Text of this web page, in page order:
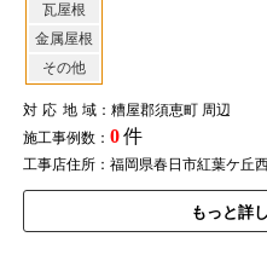
瓦屋根
金属屋根
その他
対応地域：糟屋郡須恵町 周辺
施工事例数： 0件
工事店住所：福岡県春日市紅葉ケ丘
もっと詳